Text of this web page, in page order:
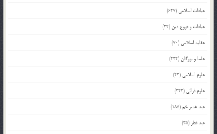
عبادات اسلامی (627)
عبادات و فروع دین (34)
عقاید اسلامی (70)
علما و بزرگان(224)
علوم اسلامی (43)
علوم قرآنی (343)
عید غدیر خم(185)
عید فطر (35)